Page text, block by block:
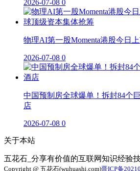
2026-07-08 0
物理AI第一股Momenta港股今日
2026-07-08 0
中国预制房全球爆单！拆封84个
店
2026-07-08 0
关于本站
五花石_分享有价值的互联网知识经验
Copyright @ 五花石(wuhuashi.com)晋ICP备